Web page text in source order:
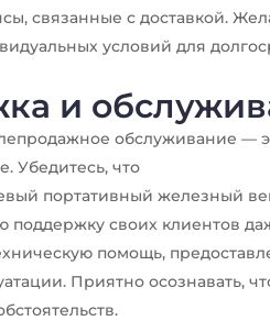
связанные с доставкой.
условий для
и
обслуживание —
Убедитесь, что
портативный железный
поддержку своих клиентов
помощь,
Приятно осознавать,